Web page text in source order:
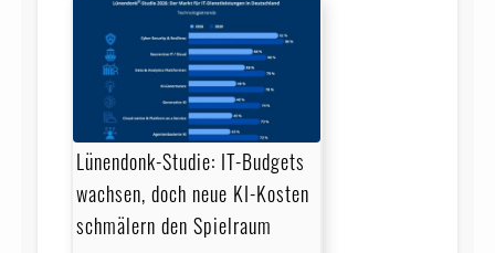
Lünendonk-Studie: IT-Budgets
wachsen, doch neue KI-Kosten
schmälern den Spielraum